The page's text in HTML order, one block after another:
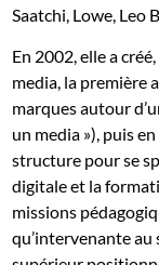
Saatchi, Lowe, Leo
En 2002, elle a
media, la première
marques autour
un media »), puis
structure pour se
digitale et la
missions
qu’intervenante au